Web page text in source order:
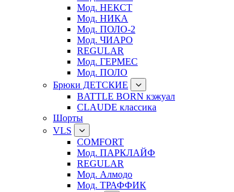
Мод. НЕКСТ
Мод. НИКА
Мод. ПОЛО-2
Мод. ЧИАРО
REGULAR
Мод. ГЕРМЕС
Мод. ПОЛО
Брюки ДЕТСКИЕ
BATTLE BORN кэжуал
CLAUDE классика
Шорты
VLS
COMFORT
Мод. ПАРКЛАЙФ
REGULAR
Мод. Алмодо
Мод. ТРАФФИК